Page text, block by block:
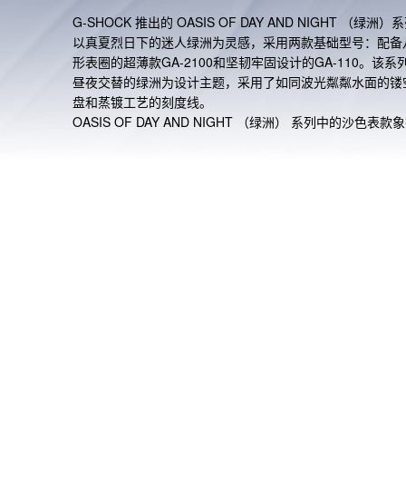
G-SHOCK 推出的 OASIS OF DAY AND NIGHT （绿洲）
以真夏烈日下的迷人绿洲为灵感，采用两款基础型号：配备
形表圈的超薄款GA-2100和坚韧牢固设计的GA-110。该系
昼夜交替的绿洲为设计主题，采用了如同波光粼粼水面的镂
盘和蒸镀工艺的刻度线。
OASIS OF DAY AND NIGHT （绿洲） 系列中的沙色表款